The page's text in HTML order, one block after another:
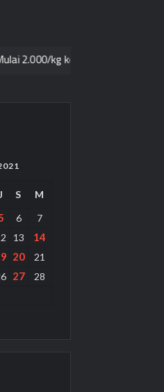
kg ke seluruh Pulau Jawa
S M
6 7
13
14
20
21
27 28